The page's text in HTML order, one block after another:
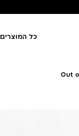
כל המוצרים
Out